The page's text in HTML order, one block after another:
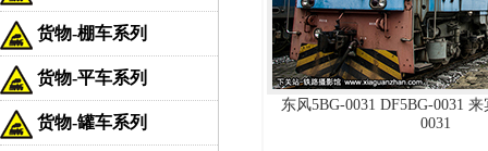
货物-棚车系列
货物-平车系列
货物-罐车系列
东风5BG-0031 DF5BG-0031
0031